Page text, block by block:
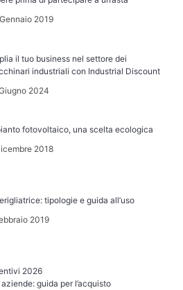
2019
il tuo business nel settore dei
industriali con Industrial Discount
2024
fotovoltaico, una scelta ecologica
2018
tipologie e guida all’uso
2019
2026
aziende: guida per l’acquisto